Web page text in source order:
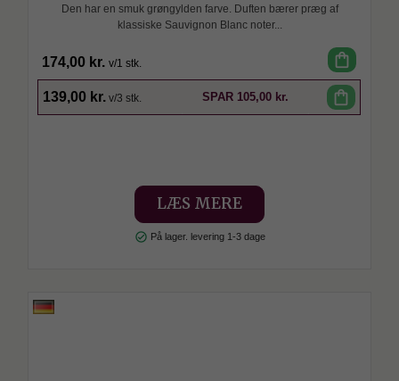
Den har en smuk grøngylden farve. Duften bærer præg af
klassiske Sauvignon Blanc noter...
174,00 kr. v/1 stk. shopping_bag
139,00 kr. v/3 stk. SPAR 105,00 kr. shopping_bag
LÆS MERE
check_circle På lager. levering 1-3 dage